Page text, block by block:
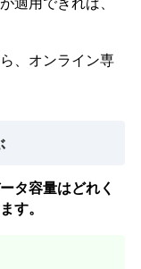
、オンライン専
タ容量はどれく
す。